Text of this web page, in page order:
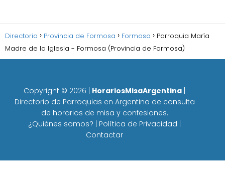
Directorio Provincia de Formosa Formosa
Parroquia María
Madre de la Iglesia - Formosa (Provincia de Formosa)
Copyright © 2026 HorariosMisaArgentina
Directorio de Parroquias en Argentina de consulta
de horarios de misa y confesiones.
¿Quiénes somos?
Política de Privacidad
Contactar